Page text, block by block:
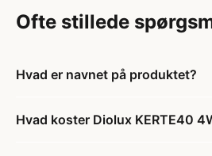
Ofte stillede
Hvad er navnet på produktet?
Hvad koster Diolux KERTE40